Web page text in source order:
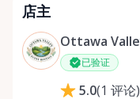
店主
Ottawa
已验证
5.0(1 评论)